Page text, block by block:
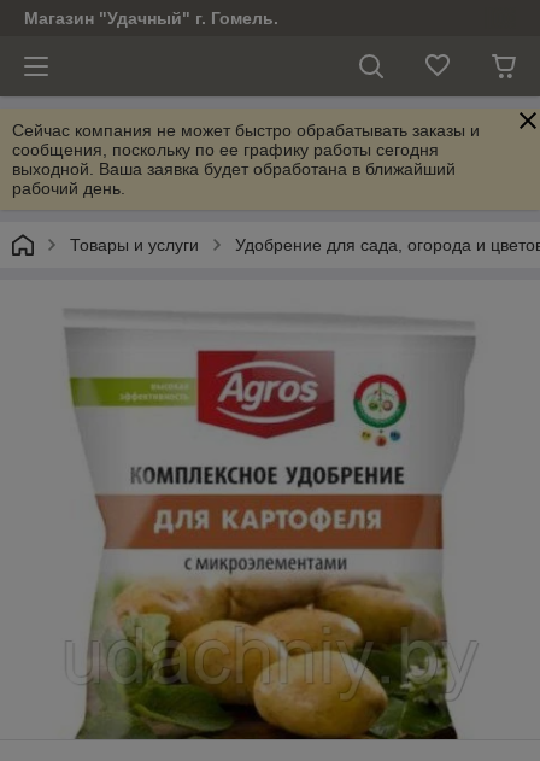
Магазин "Удачный" г. Гомель.
Сейчас компания не может быстро обрабатывать заказы и
сообщения, поскольку по ее графику работы сегодня
выходной. Ваша заявка будет обработана в ближайший
рабочий день.
Товары и услуги Удобрение для сада, огорода и